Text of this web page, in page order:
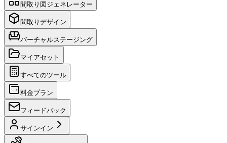
間取り図ジェネレーター
間取りデザイン
バーチャルステージング
マイアセット
すべてのツール
料金プラン
フィードバック
サインイン